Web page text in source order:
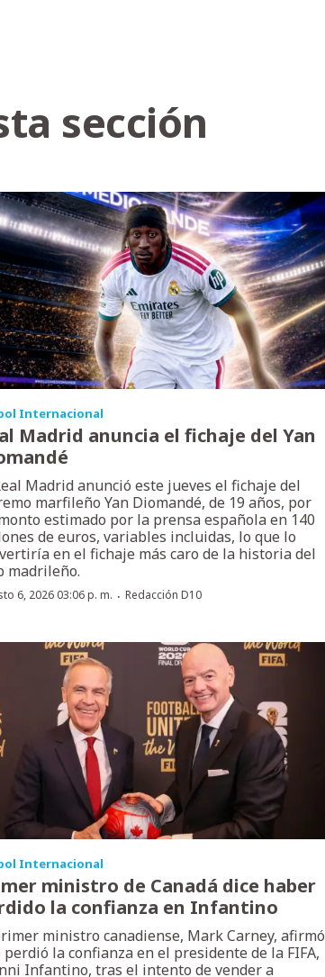
sección
Internacional
Madrid anuncia el fichaje del Yan
Madrid anunció este jueves el fichaje del
marfileño Yan Diomandé, de 19 años, por
estimado por la prensa española en 140
de euros, variables incluidas, lo que lo
en el fichaje más caro de la historia del
madrileño.
6, 2026 03:06 p. m. ·Redacción D10
Internacional
ministro de Canadá dice haber
la confianza en Infantino
ministro canadiense, Mark Carney, afirmó
perdió la confianza en el presidente de la FIFA,
Infantino, tras el intento de vender a